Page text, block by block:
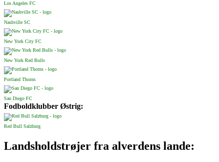
Los Angeles FC
Nashville SC
New York City FC
New York Red Bulls
Portland Thorns
San Diego FC
Fodboldklubber Østrig:
Red Bull Salzburg
Landsholdstrøjer fra alverdens lande: